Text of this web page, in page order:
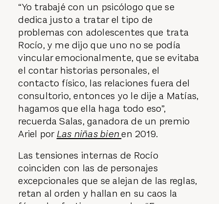
“Yo trabajé con un psicólogo que se
dedica justo a tratar el tipo de
problemas con adolescentes que trata
Rocío, y me dijo que uno no se podía
vincular emocionalmente, que se evitaba
el contar historias personales, el
contacto físico, las relaciones fuera del
consultorio, entonces yo le dije a Matías,
hagamos que ella haga todo eso”,
recuerda Salas, ganadora de un premio
Ariel porLas niñas bienen 2019.
Las tensiones internas de Rocío
coinciden con las de personajes
excepcionales que se alejan de las reglas,
retan al orden y hallan en su caos la